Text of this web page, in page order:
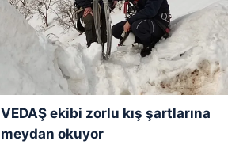
VEDAŞ ekibi zorlu kış şartlarına
meydan okuyor